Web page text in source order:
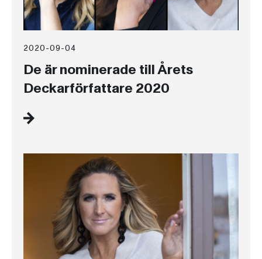
2020-09-04
De är nominerade till Årets
Deckarförfattare 2020